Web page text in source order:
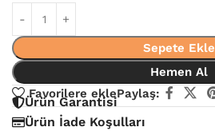
Sepete Ekle
Hemen Al
Favorilere eklePaylaş:
Ürün Garantisi
Ürün İade Koşulları